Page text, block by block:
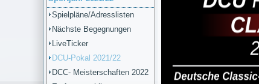
Spielpläne/Adresslisten
Nächste Begegnungen
LiveTicker
DCU-Pokal 2021/22
DCC- Meisterschaften 2022